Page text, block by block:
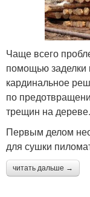
Чаще всего
помощью заделки
кардинальное
по
трещин на дереве.
Первым делом
для сушки
читать дальше →